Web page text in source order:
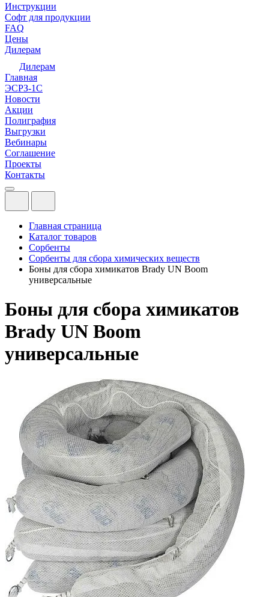
Инструкции
Софт для продукции
FAQ
Цены
Дилерам
Дилерам
Главная
ЭСРЗ-1С
Новости
Акции
Полиграфия
Выгрузки
Вебинары
Соглашение
Проекты
Контакты
Главная страница
Каталог товаров
Сорбенты
Сорбенты для сбора химических веществ
Боны для сбора химикатов Brady UN Boom
универсальные
Боны для сбора химикатов
Brady UN Boom
универсальные